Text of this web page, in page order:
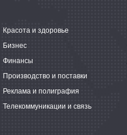
Красота и здоровье
Бизнес
Финансы
Производство и поставки
Реклама и полиграфия
Телекоммуникации и связь